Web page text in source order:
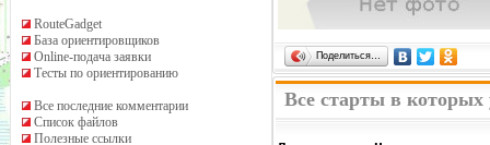
RouteGadget
База ориентировщиков
Online-подача заявки
Тесты по ориентированию
Все последние комментарии
Список файлов
Полезные ссылки
Поделиться…
Все старты в